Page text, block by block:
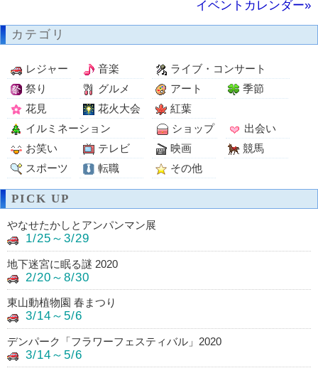
イベントカレンダー»
カテゴリ
レジャー 音楽
ライブ・コンサート
祭り
グルメ アート
季節
花見
花火大会
紅葉
イルミネーション
ショップ
出会い
お笑い
テレビ 映画
競馬
スポーツ
転職 その他
PICK UP
やなせたかしとアンパンマン展
1/25～3/29
地下迷宮に眠る謎 2020
2/20～8/30
東山動植物園 春まつり
3/14～5/6
デンパーク「フラワーフェスティバル」2020
3/14～5/6